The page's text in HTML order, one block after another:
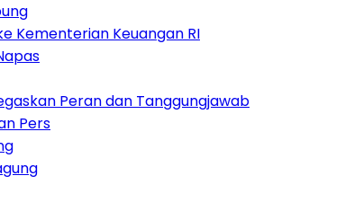
Kementerian Keuangan RI
Peran dan Tanggungjawab
Pers